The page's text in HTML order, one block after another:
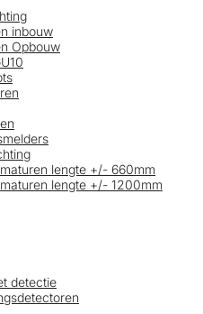
inbouw
Opbouw
lengte +/- 660mm
lengte +/- 1200mm
detectie